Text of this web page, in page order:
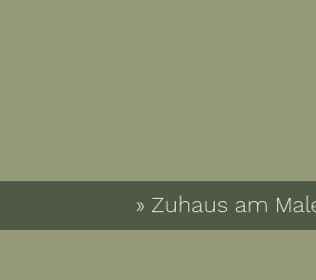
» Zuhaus am